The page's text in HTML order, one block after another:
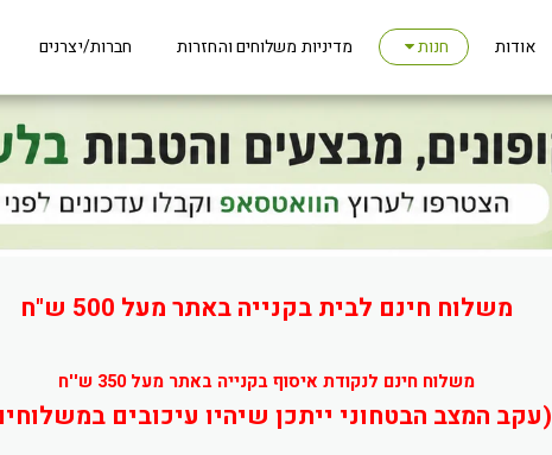
משלוח חינם לבית בקנייה באתר מעל 500 ש"ח
משלוח חינם לנקודת איסוף בקנייה באתר מעל 350 ש''ח
(עקב המצב הבטחוני ייתכן שיהיו עיכובים
אודות חנות מדיניות משלוחים והחזרות חברות/יצרנים